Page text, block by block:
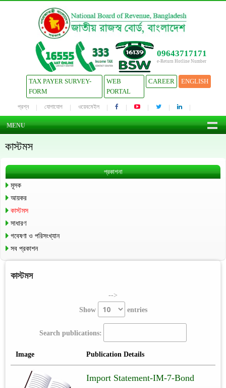
09643717171
e-Return Hotline Number
TAX PAYER SURVEY-
FORM
WEB
PORTAL
CAREER ENGLISH
প্রশ্ন যোগাযোগ ওয়েবমেইল
MENU
কাস্টমস
প্রকাশনা
মূসক
আয়কর
কাস্টমস
সাধারণ
গবেষণা ও পরিসংখ্যান
সব প্রকাশন
কাস্টমস
-->
Show
entries
Search publications:
Image Publication Details
Import Statement-IM-7-Bond